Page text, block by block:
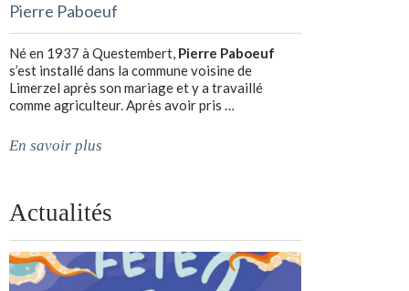
Pierre Paboeuf
Né en 1937 à Questembert, Pierre Paboeuf
s’est installé dans la commune voisine de
Limerzel après son mariage et y a travaillé
comme agriculteur. Après avoir pris …
En savoir plus
Actualités